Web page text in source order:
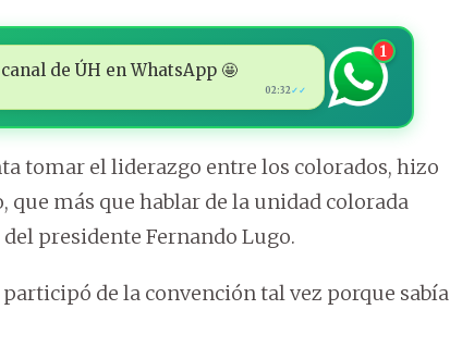
de ÚH en WhatsApp 🤩
02:32✓✓
1
tomar el liderazgo entre los colorados, hizo
que más que hablar de la unidad colorada
presidente Fernando Lugo.
de la convención tal vez porque sabía